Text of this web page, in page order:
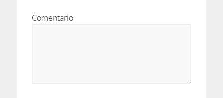
Comentario